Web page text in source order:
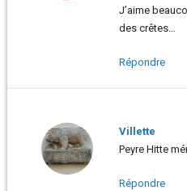
J’aime
des crêtes…
Répondre
Villette
Peyre Hitte
Répondre